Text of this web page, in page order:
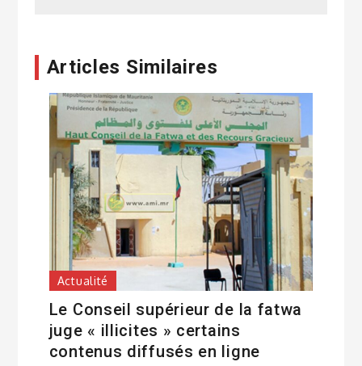
Articles Similaires
Actualité
Le Conseil supérieur de la fatwa
juge « illicites » certains
contenus diffusés en ligne